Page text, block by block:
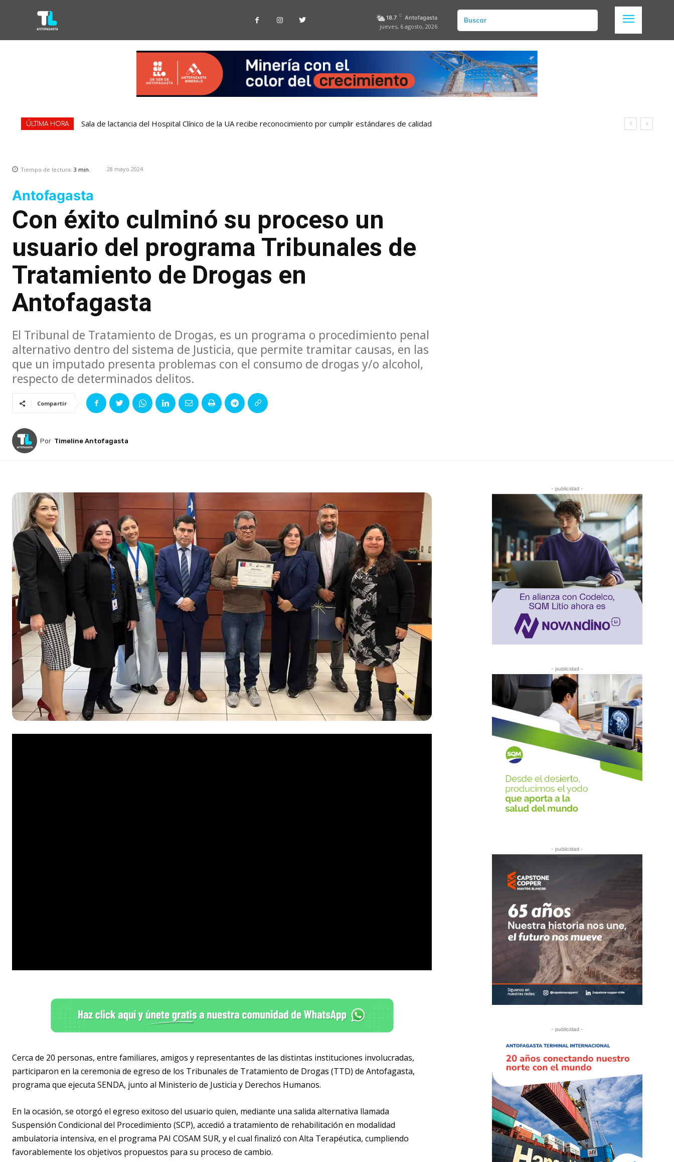
18.7 C Antofagasta
jueves, 6 agosto, 2026
Buscar
ÚLTIMA HORA Sala de lactancia del Hospital Clínico de la UA recibe reconocimiento por cumplir estándares de calidad
Tiempo de lectura: 3 min. 28 mayo 2024
Antofagasta
Con éxito culminó su proceso un
usuario del programa Tribunales de
Tratamiento de Drogas en
Antofagasta
El Tribunal de Tratamiento de Drogas, es un programa o procedimiento penal
alternativo dentro del sistema de Justicia, que permite tramitar causas, en las
que un imputado presenta problemas con el consumo de drogas y/o alcohol,
respecto de determinados delitos.
Compartir
Por Timeline Antofagasta
Cerca de 20 personas, entre familiares, amigos y representantes de las distintas instituciones involucradas,
participaron en la ceremonia de egreso de los Tribunales de Tratamiento de Drogas (TTD) de Antofagasta,
programa que ejecuta SENDA, junto al Ministerio de Justicia y Derechos Humanos.
En la ocasión, se otorgó el egreso exitoso del usuario quien, mediante una salida alternativa llamada
Suspensión Condicional del Procedimiento (SCP), accedió a tratamiento de rehabilitación en modalidad
ambulatoria intensiva, en el programa PAI COSAM SUR, y el cual finalizó con Alta Terapéutica, cumpliendo
favorablemente los objetivos propuestos para su proceso de cambio.
- publicidad -
- publicidad -
- publicidad -
- publicidad -